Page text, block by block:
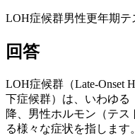
LOH症候群男性更年期テ
回答
LOH症候群（Late-Onset
下症候群）は、いわゆる
降、男性ホルモン（テス
る様々な症状を指しま